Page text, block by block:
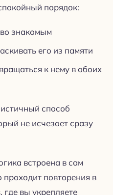
порядок:
знакомым
его из памяти
к нему в обоих
способ
не исчезает сразу
встроена в сам
повторения в
вы укрепляете